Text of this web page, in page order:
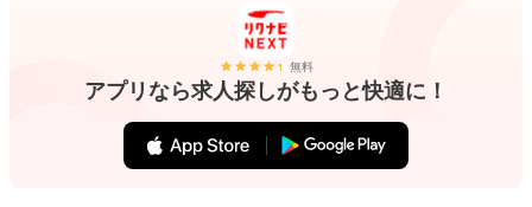
無料
アプリなら求人探しがもっと快適に！